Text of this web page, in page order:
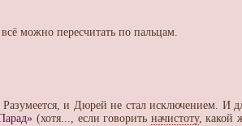
можно пересчитать по пальцам.
и Дюрей не стал исключением. И
(хотя..., если говорить начистоту, какой